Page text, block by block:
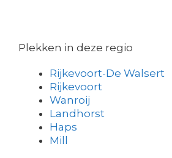
Plekken in deze regio
Rijkevoort-De Walsert
Rijkevoort
Wanroij
Landhorst
Haps
Mill